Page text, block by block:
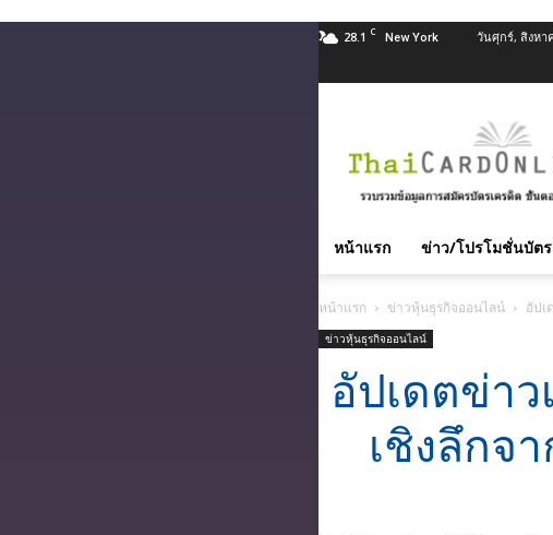
28.1 C New York วันศุกร์, สิงหา
เครดิต
บัตร
สิน
เชื่อ
บุคคล
ทุก
ธนาคาร
อนุมัติ
หน้าแรก ข่าว/โปรโมชั่นบัตร
หน้าแรก ข่าวหุ้นธุรกิจออนไลน์ อัปเ
ข่าวหุ้นธุรกิจออนไลน์
อัปเดตข่าว
เชิงลึกจ